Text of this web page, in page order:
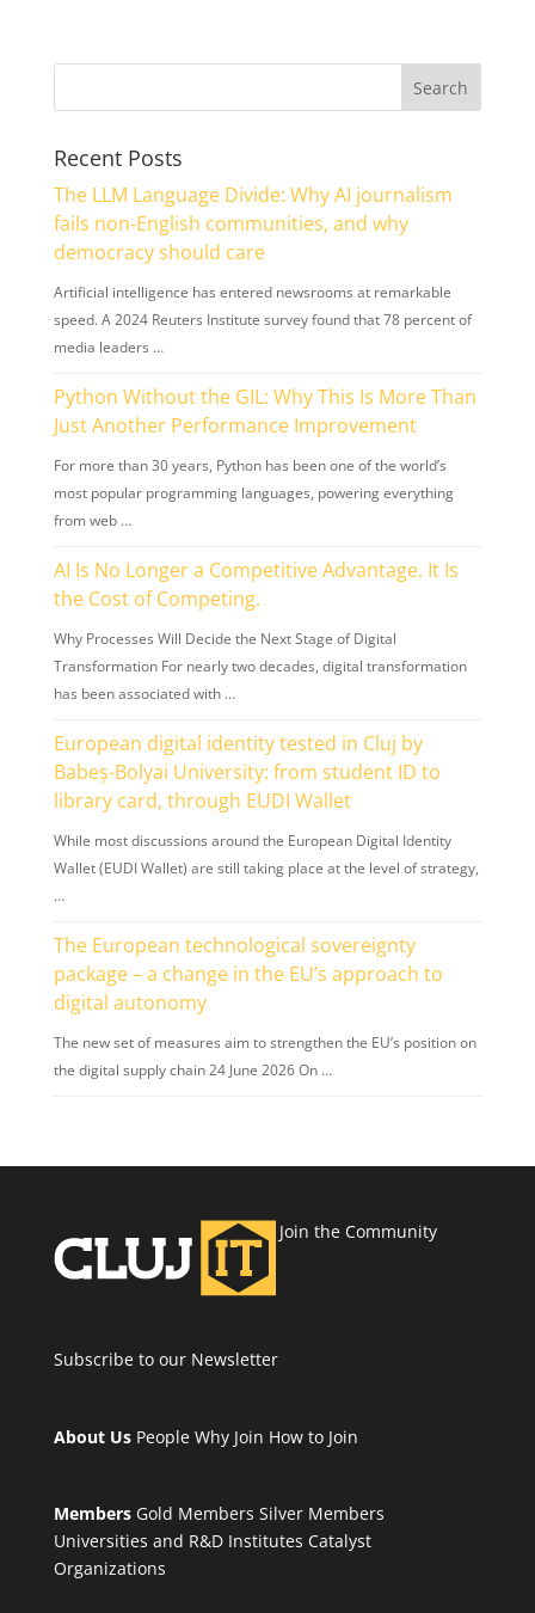
Recent Posts
The LLM Language Divide: Why AI journalism
fails non-English communities, and why
democracy should care
Artificial intelligence has entered newsrooms at remarkable
speed. A 2024 Reuters Institute survey found that 78 percent of
media leaders …
Python Without the GIL: Why This Is More Than
Just Another Performance Improvement
For more than 30 years, Python has been one of the world’s
most popular programming languages, powering everything
from web …
AI Is No Longer a Competitive Advantage. It Is
the Cost of Competing.
Why Processes Will Decide the Next Stage of Digital
Transformation For nearly two decades, digital transformation
has been associated with …
European digital identity tested in Cluj by
Babeș-Bolyai University: from student ID to
library card, through EUDI Wallet
While most discussions around the European Digital Identity
Wallet (EUDI Wallet) are still taking place at the level of strategy,
…
The European technological sovereignty
package – a change in the EU’s approach to
digital autonomy
The new set of measures aim to strengthen the EU’s position on
the digital supply chain 24 June 2026 On …
Join the Community
Subscribe to our Newsletter
About Us People Why Join How to Join
Members Gold Members Silver Members
Universities and R&D Institutes Catalyst
Organizations